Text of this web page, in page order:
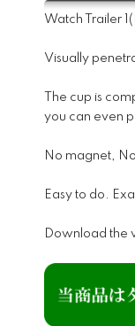
Watch Trailer 1
Visually
The cup is
you can even
No magnet,
Easy to do.
Download the